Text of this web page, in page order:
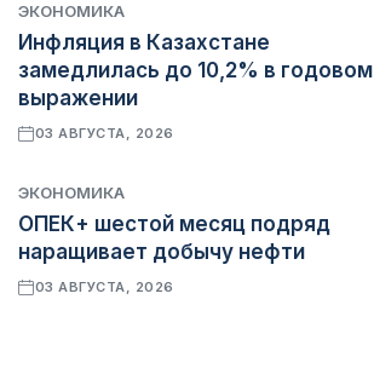
ЭКОНОМИКА
Инфляция в Казахстане
замедлилась до 10,2% в годовом
выражении
03 АВГУСТА, 2026
ЭКОНОМИКА
ОПЕК+ шестой месяц подряд
наращивает добычу нефти
03 АВГУСТА, 2026